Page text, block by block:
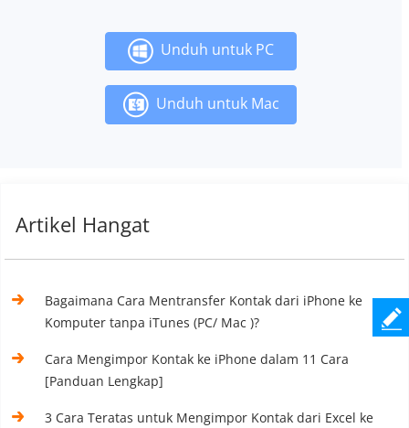
Unduh untuk PC
Unduh untuk Mac
Artikel Hangat
Bagaimana Cara Mentransfer Kontak dari iPhone ke
Komputer tanpa iTunes (PC/ Mac )?
Cara Mengimpor Kontak ke iPhone dalam 11 Cara
[Panduan Lengkap]
3 Cara Teratas untuk Mengimpor Kontak dari Excel ke